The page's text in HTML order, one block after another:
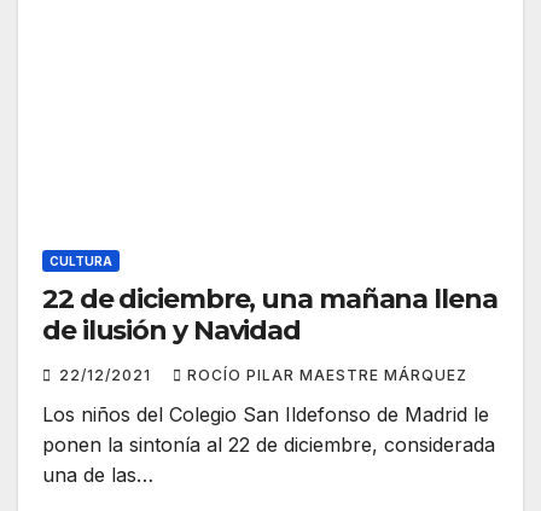
CULTURA
22 de diciembre, una mañana llena
de ilusión y Navidad
22/12/2021 ROCÍO PILAR MAESTRE MÁRQUEZ
Los niños del Colegio San Ildefonso de Madrid le
ponen la sintonía al 22 de diciembre, considerada
una de las…